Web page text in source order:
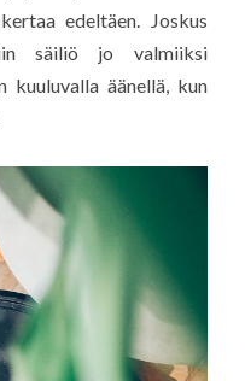
edeltäen. Joskus
säiliö jo valmiiksi
kuuluvalla äänellä, kun